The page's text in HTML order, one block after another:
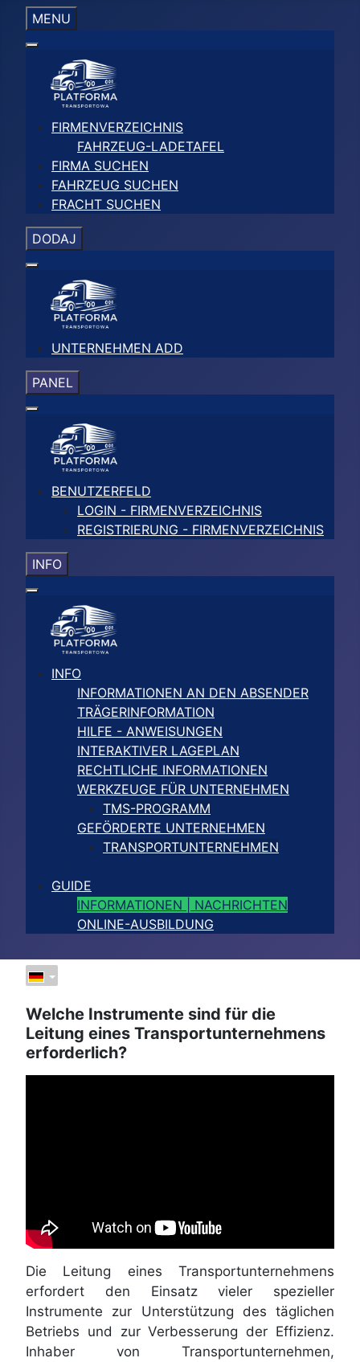
MENU
FIRMENVERZEICHNIS
FAHRZEUG-LADETAFEL
FIRMA SUCHEN
FAHRZEUG SUCHEN
FRACHT SUCHEN
DODAJ
UNTERNEHMEN ADD
PANEL
BENUTZERFELD
LOGIN - FIRMENVERZEICHNIS
REGISTRIERUNG - FIRMENVERZEICHNIS
INFO
INFO
INFORMATIONEN AN DEN ABSENDER
TRÄGERINFORMATION
HILFE - ANWEISUNGEN
INTERAKTIVER LAGEPLAN
RECHTLICHE INFORMATIONEN
WERKZEUGE FÜR UNTERNEHMEN
TMS-PROGRAMM
GEFÖRDERTE UNTERNEHMEN
TRANSPORTUNTERNEHMEN
GUIDE
INFORMATIONEN | NACHRICHTEN
ONLINE-AUSBILDUNG
Welche Instrumente sind für die
Leitung eines Transportunternehmens
erforderlich?
Die Leitung eines Transportunternehmens
erfordert den Einsatz vieler spezieller
Instrumente zur Unterstützung des täglichen
Betriebs und zur Verbesserung der Effizienz.
Inhaber von Transportunternehmen,